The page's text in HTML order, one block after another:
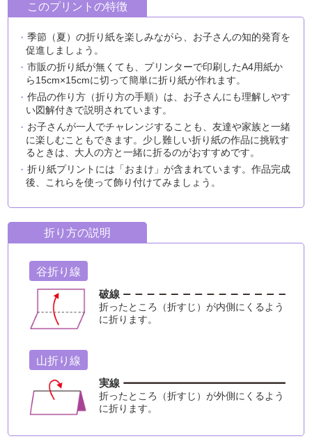
このプリントの特徴
季節（夏）の折り紙を楽しみながら、お子さんの知的発育を
促進しましょう。
市販の折り紙が無くても、プリンターで印刷したA4用紙か
ら15cm×15cmに切って簡単に折り紙が作れます。
作品の作り方（折り方の手順）は、お子さんにも理解しやす
い図解付きで説明されています。
お子さんが一人でチャレンジすることも、友達や家族と一緒
に楽しむこともできます。少し難しい折り紙の作品に挑戦す
るときは、大人の方と一緒に折るのがおすすめです。
折り紙プリントには「おまけ」が含まれています。作品完成
後、これらを使って飾り付けてみましょう。
折り方の説明
谷折り線
破線
折ったところ（折すじ）が内側にくるよう
に折ります。
山折り線
実線
折ったところ（折すじ）が外側にくるよう
に折ります。